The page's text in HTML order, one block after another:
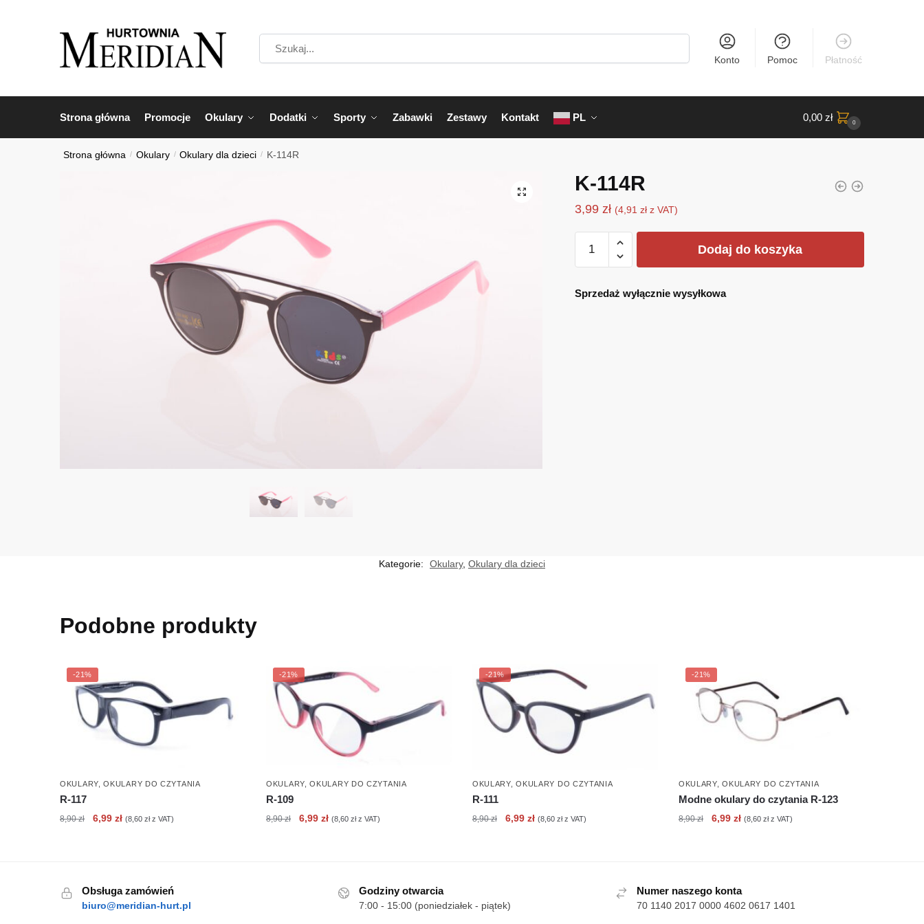
Konto Pomoc Płatność
Strona główna Promocje Okulary Dodatki Sporty Zabawki Zestawy Kontakt PL 0,00 zł 0
Strona główna / Okulary / Okulary dla dzieci / K-114R
K-114R
3,99 zł (4,91 złz VAT)
Dodaj do koszyka
Sprzedaż wyłącznie wysyłkowa
Kategorie: Okulary, Okulary dla dzieci
Podobne produkty
-21%
OKULARY,OKULARY DO CZYTANIA
R-117
8,90zł
Pierwotna
6,99złAktualna
(8,60złz VAT)
-21%
OKULARY,OKULARY DO CZYTANIA
R-109
8,90zł
Pierwotna
6,99 złAktualna
(8,60 złz VAT)
-21%
OKULARY,OKULARY DO CZYTANIA
R-111
8,90zł
Pierwotna
6,99 złAktualna
(8,60 złz VAT)
-21%
OKULARY,OKULARY DO CZYTANIA
Modne okulary do czytania R-123
8,90zł
Pierwotna
6,99 złAktualna
(8,60 złz VAT)
Obsługa zamówień
biuro@meridian-hurt.pl
Godziny otwarcia
7:00 - 15:00 (poniedziałek - piątek)
Numer naszego konta
70 1140 2017 0000 4602 0617 1401